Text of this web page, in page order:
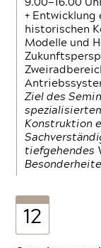
9.00—16.00
+
historischen
Modelle und
Ziel des
Konstruktion
tiefgehendes
12